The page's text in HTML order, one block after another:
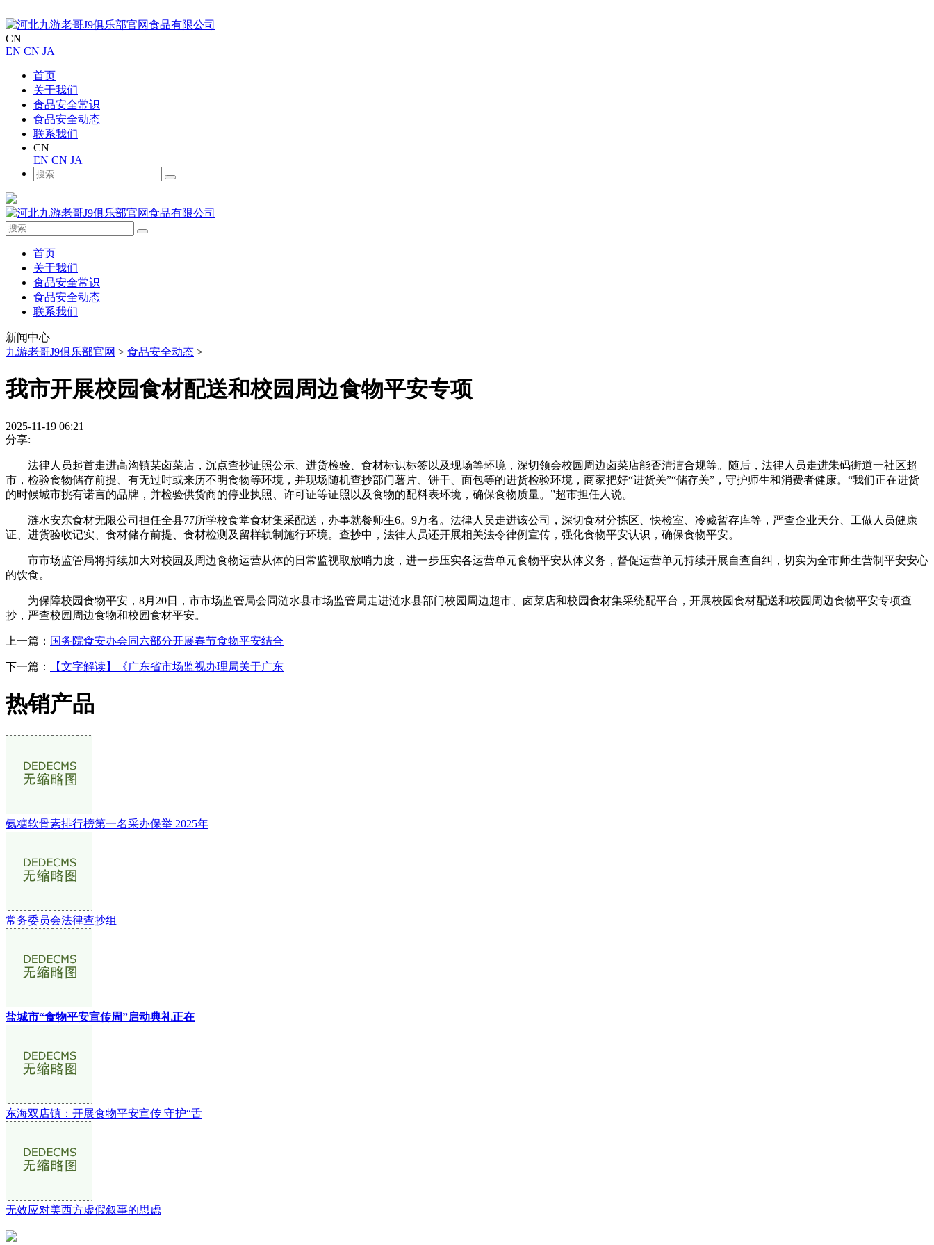
CN
EN CN JA
首页
关于我们
食品安全常识
食品安全动态
联系我们
CN
EN CN JA
首页
关于我们
食品安全常识
食品安全动态
联系我们
新闻中心
九游老哥J9俱乐部官网 > 食品安全动态 >
我市开展校园食材配送和校园周边食物平安专项
2025-11-19 06:21
分享:
法律人员起首走进高沟镇某卤菜店，沉点查抄证照公示、进货检验、食材标识标签以及现场等环境，深切领会校园周边卤菜店能否清洁合规等。随后，法律人员走进朱码街道一社区超
市，检验食物储存前提、有无过时或来历不明食物等环境，并现场随机查抄部门薯片、饼干、面包等的进货检验环境，商家把好“进货关”“储存关”，守护师生和消费者健康。“我们正在进货
的时候城市挑有诺言的品牌，并检验供货商的停业执照、许可证等证照以及食物的配料表环境，确保食物质量。”超市担任人说。
涟水安东食材无限公司担任全县77所学校食堂食材集采配送，办事就餐师生6。9万名。法律人员走进该公司，深切食材分拣区、快检室、冷藏暂存库等，严查企业天分、工做人员健康
证、进货验收记实、食材储存前提、食材检测及留样轨制施行环境。查抄中，法律人员还开展相关法令律例宣传，强化食物平安认识，确保食物平安。
市市场监管局将持续加大对校园及周边食物运营从体的日常监视取放哨力度，进一步压实各运营单元食物平安从体义务，督促运营单元持续开展自查自纠，切实为全市师生营制平安安心
的饮食。
为保障校园食物平安，8月20日，市市场监管局会同涟水县市场监管局走进涟水县部门校园周边超市、卤菜店和校园食材集采统配平台，开展校园食材配送和校园周边食物平安专项查
抄，严查校园周边食物和校园食材平安。
上一篇： 国务院食安办会同六部分开展春节食物平安结合
下一篇： 【文字解读】《广东省市场监视办理局关于广东
热销产品
氨糖软骨素排行榜第一名采办保举 2025年
常务委员会法律查抄组
盐城市“食物平安宣传周”启动典礼正在
东海双店镇：开展食物平安宣传 守护“舌
无效应对美西方虚假叙事的思虑